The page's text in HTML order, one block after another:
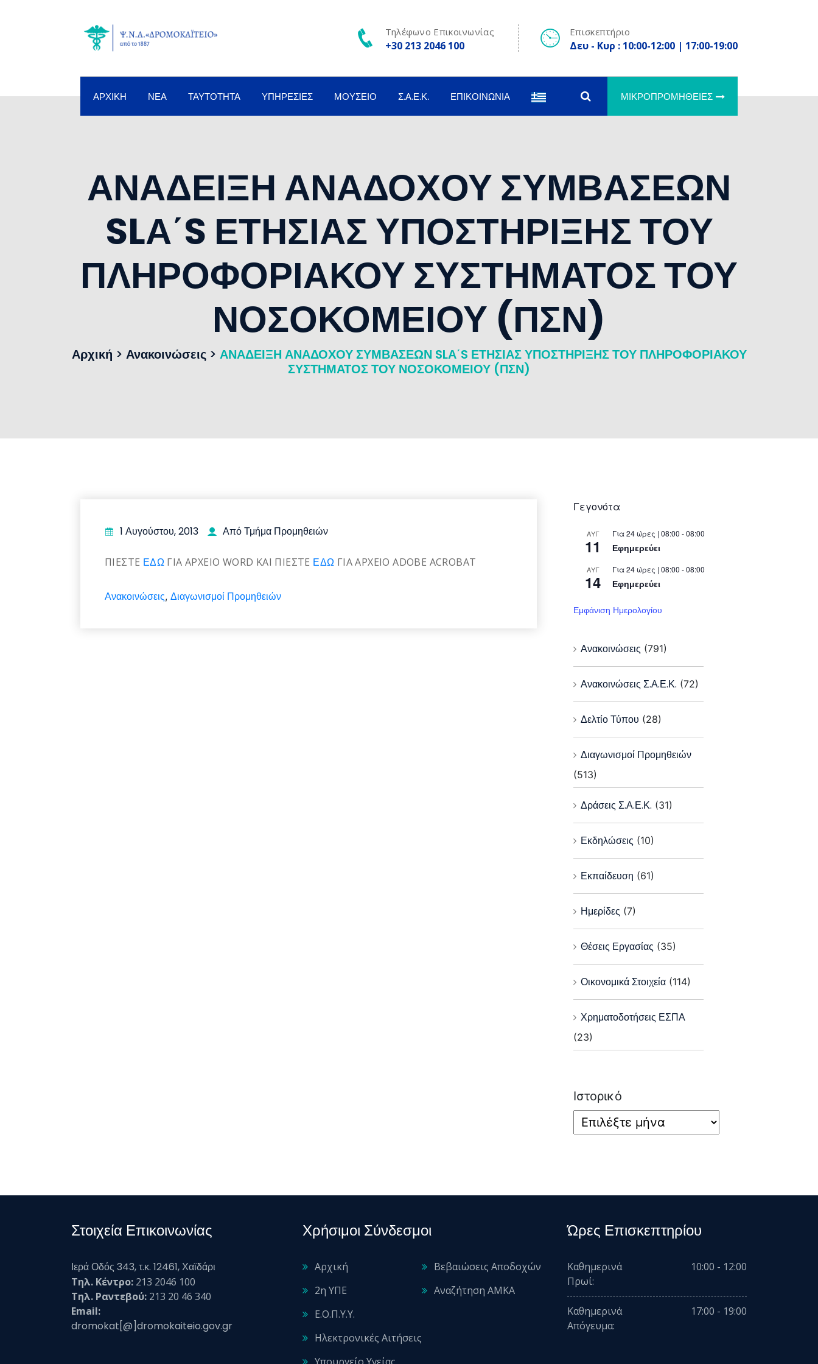
Τηλέφωνο Επικοινωνίας
+30 213 2046 100
Επισκεπτήριο
Δευ - Κυρ : 10:00-12:00 | 17:00-19:00
ΑΡΧΙΚΉ ΝΈΑ ΤΑΥΤΌΤΗΤΑ ΥΠΗΡΕΣΊΕΣ ΜΟΥΣΕΊΟ Σ.Α.Ε.Κ. ΕΠΙΚΟΙΝΩΝΊΑ ΜΙΚΡΟΠΡΟΜΉΘΕΙΕΣ
ΑΝΑΔΕΙΞΗ ΑΝΑΔΟΧΟΥ ΣΥΜΒΑΣΕΩΝ
SLΑ΄S ΕΤΗΣΙΑΣ ΥΠΟΣΤΗΡΙΞΗΣ ΤΟΥ
ΠΛΗΡΟΦΟΡΙΑΚΟΥ ΣΥΣΤΗΜΑΤΟΣ ΤΟΥ
ΝΟΣΟΚΟΜΕΙΟΥ (ΠΣΝ)
Αρχική > Ανακοινώσεις> ΑΝΑΔΕΙΞΗ ΑΝΑΔΟΧΟΥ ΣΥΜΒΑΣΕΩΝ SLΑ΄S ΕΤΗΣΙΑΣ ΥΠΟΣΤΗΡΙΞΗΣ ΤΟΥ ΠΛΗΡΟΦΟΡΙΑΚΟΥ
ΣΥΣΤΗΜΑΤΟΣ ΤΟΥ ΝΟΣΟΚΟΜΕΙΟΥ (ΠΣΝ)
1 Αυγούστου, 2013 Από Τμήμα Προμηθειών
ΠΙΕΣΤΕ ΕΔΩ ΓΙΑ ΑΡΧΕΙΟ WORD ΚΑΙ ΠΙΕΣΤΕ ΕΔΩ ΓΙΑ ΑΡΧΕΙΟ ADOBE ACROBAT
Ανακοινώσεις, Διαγωνισμοί Προμηθειών
Γεγονότα
ΑΥΓ
11
Για 24 ώρες | 08:00 - 08:00
Εφημερεύει
ΑΥΓ
14
Για 24 ώρες | 08:00 - 08:00
Εφημερεύει
Εμφάνιση Ημερολογίου
Ανακοινώσεις (791)
Ανακοινώσεις Σ.Α.Ε.Κ. (72)
Δελτίο Τύπου (28)
Διαγωνισμοί Προμηθειών
(513)
Δράσεις Σ.Α.Ε.Κ. (31)
Εκδηλώσεις (10)
Εκπαίδευση (61)
Ημερίδες (7)
Θέσεις Εργασίας (35)
Οικονομικά Στοιχεία (114)
Χρηματοδοτήσεις ΕΣΠΑ
(23)
Ιστορικό
Στοιχεία Επικοινωνίας
Ιερά Οδός 343, τ.κ. 12461, Χαϊδάρι
Τηλ. Κέντρο: 213 2046 100
Τηλ. Ραντεβού: 213 20 46 340
Email:
dromokat[@]dromokaiteio.gov.gr
Χρήσιμοι Σύνδεσμοι
Αρχική
2η ΥΠΕ
Ε.Ο.Π.Υ.Υ.
Ηλεκτρονικές Αιτήσεις
Βεβαιώσεις Αποδοχών
Αναζήτηση ΑΜΚΑ
Ώρες Επισκεπτηρίου
Καθημερινά
Πρωί:
10:00 - 12:00
Καθημερινά
Απόγευμα:
17:00 - 19:00